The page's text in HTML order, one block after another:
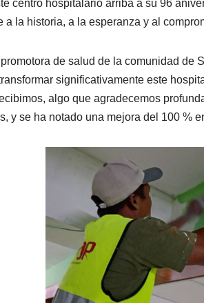
centro hospitalario arriba a su 96
a la historia, a la esperanza y al
de salud de la comunidad de
significativamente este
algo que agradecemos
y se ha notado una mejora del 100 %